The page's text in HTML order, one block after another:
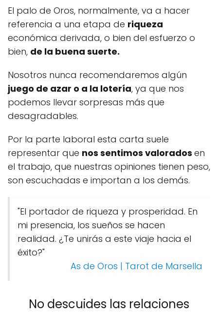
El palo de Oros, normalmente, va a hacer
referencia a una etapa de riqueza
económica derivada, o bien del esfuerzo o
bien, de la buena suerte.
Nosotros nunca recomendaremos algún
juego de azar o a la lotería, ya que nos
podemos llevar sorpresas más que
desagradables.
Por la parte laboral esta carta suele
representar que nos sentimos valorados en
el trabajo, que nuestras opiniones tienen peso,
son escuchadas e importan a los demás.
"El portador de riqueza y prosperidad. En
mi presencia, los sueños se hacen
realidad. ¿Te unirás a este viaje hacia el
éxito?"
As de Oros | Tarot de Marsella
No descuides las relaciones